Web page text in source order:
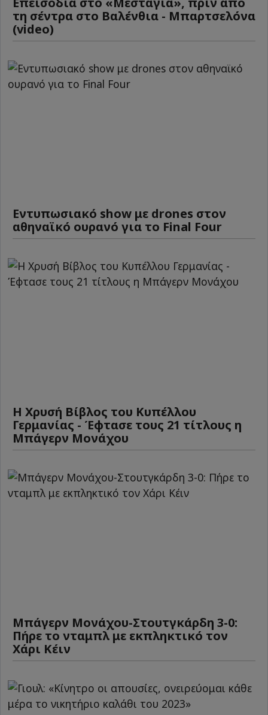
τη σέντρα στο Βαλένθια - Μπαρτσελόνα
(video)
Εντυπωσιακό show με drones στον
αθηναϊκό ουρανό για το Final Four
Η Χρυσή Βίβλος του Κυπέλλου
Γερμανίας - Έφτασε τους 21 τίτλους η
Μπάγερν Μονάχου
Μπάγερν Μονάχου-Στουτγκάρδη 3-0:
Πήρε το νταμπλ με εκπληκτικό τον
Χάρι Κέιν